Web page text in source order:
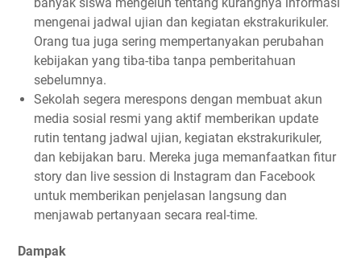
2. Analisis Kepedulian Pendukung
3. Kembangkan Konten yang Relevan
4. Interaksi yang Bermakna
5. Ukur dan Evaluasi Keterlibatan
6. Adaptasi Strategi Berdasarkan Data
Mengukur Dampak Kampanye Melalui Pemantauan Media
Sosial: Analisis Teknis, Studi Kasus, dan Tips Praktis
Studi Kasus: Kampanye "Food for All" oleh Feeding
America
Implementasi Pemantauan Media Sosial
Pemantauan dan Pengumpulan Data:
mengenai jadwal ujian dan kegiatan ekstrakurikuler.
Orang tua juga sering mempertanyakan perubahan
kebijakan yang tiba-tiba tanpa pemberitahuan
sebelumnya.
Sekolah segera merespons dengan membuat akun
media sosial resmi yang aktif memberikan update
rutin tentang jadwal ujian, kegiatan ekstrakurikuler,
dan kebijakan baru. Mereka juga memanfaatkan fitur
story dan live session di Instagram dan Facebook
untuk memberikan penjelasan langsung dan
menjawab pertanyaan secara real-time.
Dampak